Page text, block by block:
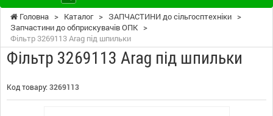
Головна > Каталог > ЗАПЧАСТИНИ до сільгосптехніки >
Запчастини до обприскувачів ОПК >
Фільтр 3269113 Arag під шпильки
Фільтр 3269113 Arag під шпильки
Код товару: 3269113